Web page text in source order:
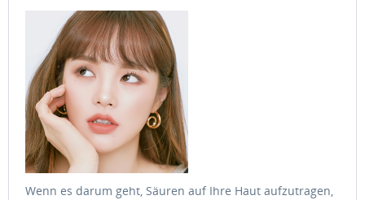
Wenn es darum geht, Säuren auf Ihre Haut aufzutragen,